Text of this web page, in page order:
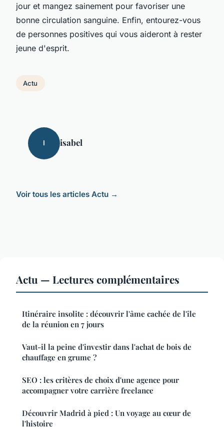
jour et mangez sainement pour favoriser une
bonne circulation sanguine. Enfin, entourez-vous
de personnes positives qui vous aideront à rester
jeune d'esprit.
Actu
I isabel
Voir tous les articles Actu →
Actu — Lectures complémentaires
Itinéraire insolite : découvrir l'âme cachée de l'île
de la réunion en 7 jours
Vaut-il la peine d'investir dans l'achat de bois de
chauffage en grume ?
SEO : les critères de choix d'une agence pour
accompagner votre carrière freelance
Découvrir Madrid à pied : Un voyage au cœur de
l'histoire